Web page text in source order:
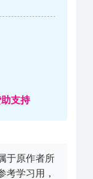
支持
于原作者所
考学习用，